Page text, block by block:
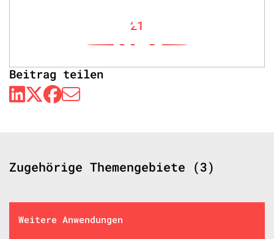
21
Beitrag teilen
Zugehörige Themengebiete (3)
Weitere Anwendungen